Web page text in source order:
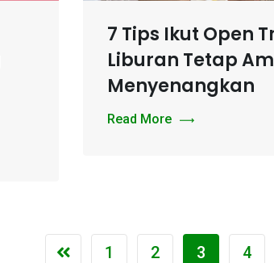
7 Tips Ikut Open
Liburan Tetap
Menyenangkan
Read More
1 2 3 4